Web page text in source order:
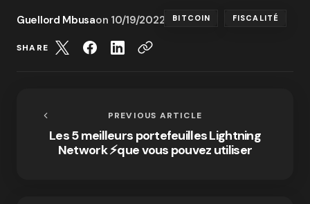
Guellord Mbusaon 10/19/2022 BITCOIN FISCALITÉ
SHARE
PREVIOUS ARTICLE
Les 5 meilleurs portefeuilles Lightning
Network ⚡que vous pouvez utiliser